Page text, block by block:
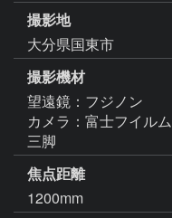
撮影地
大分県国東市
撮影機材
望遠鏡：フジノン
カメラ：富士フイルム
三脚
焦点距離
1200mm